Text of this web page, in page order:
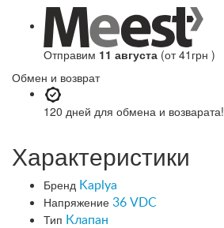
Отправим 11 августа (от 41грн )
Обмен и возврат
120 дней для обмена и возварата!
Характеристики
Бренд Kaplya
Напряжение 36 VDC
Тип Клапан